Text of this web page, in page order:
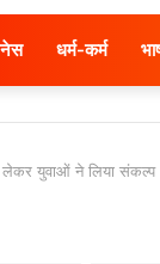
धर्म-कर्म
लेकर युवाओं ने लिया संकल्प